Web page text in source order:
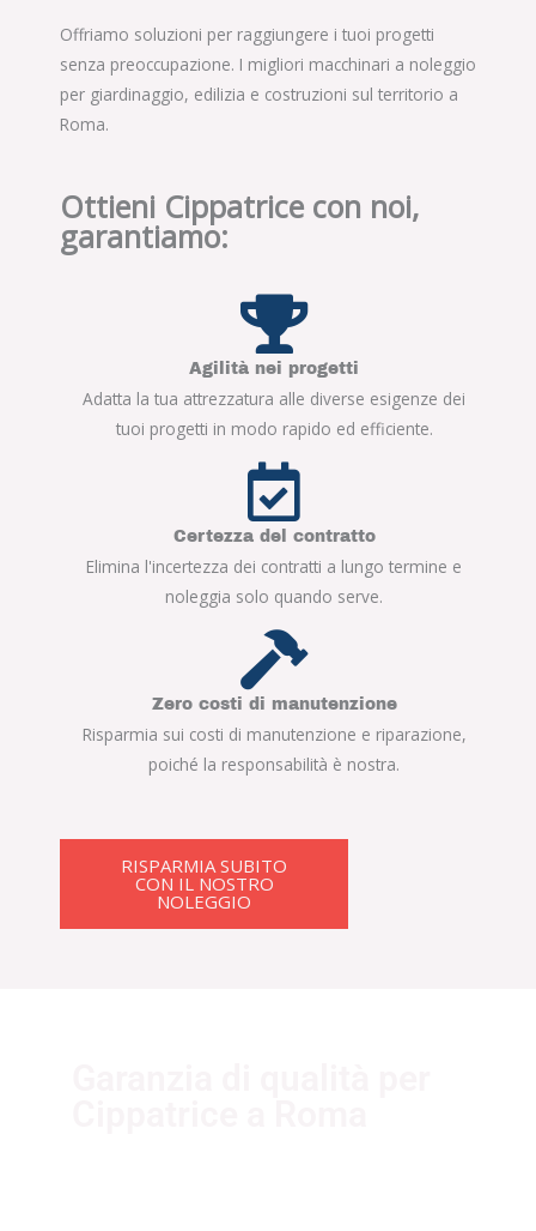
Offriamo soluzioni per raggiungere i tuoi progetti
senza preoccupazione. I migliori macchinari a noleggio
per giardinaggio, edilizia e costruzioni sul territorio a
Roma.
Ottieni Cippatrice con noi,
garantiamo:
Agilità nei progetti
Adatta la tua attrezzatura alle diverse esigenze dei
tuoi progetti in modo rapido ed efficiente.
Certezza del contratto
Elimina l'incertezza dei contratti a lungo termine e
noleggia solo quando serve.
Zero costi di manutenzione
Risparmia sui costi di manutenzione e riparazione,
poiché la responsabilità è nostra.
RISPARMIA SUBITO
CON IL NOSTRO
NOLEGGIO